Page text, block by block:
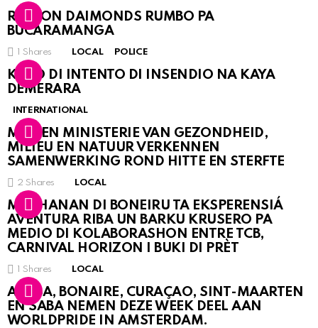
RINCON DAIMONDS RUMBO PA
BUCARAMANGA
1 Shares LOCAL POLICE
KASO DI INTENTO DI INSENDIO NA KAYA
DEMERARA
INTERNATIONAL
MDC EN MINISTERIE VAN GEZONDHEID,
MILIEU EN NATUUR VERKENNEN
SAMENWERKING ROND HITTE EN STERFTE
2 Shares LOCAL
MUCHANAN DI BONEIRU TA EKSPERENSIÁ
AVENTURA RIBA UN BARKU KRUSERO PA
MEDIO DI KOLABORASHON ENTRE TCB,
CARNIVAL HORIZON I BUKI DI PRÈT
1 Shares LOCAL
ARUBA, BONAIRE, CURAÇAO, SINT-MAARTEN
EN SABA NEMEN DEZE WEEK DEEL AAN
WORLDPRIDE IN AMSTERDAM.